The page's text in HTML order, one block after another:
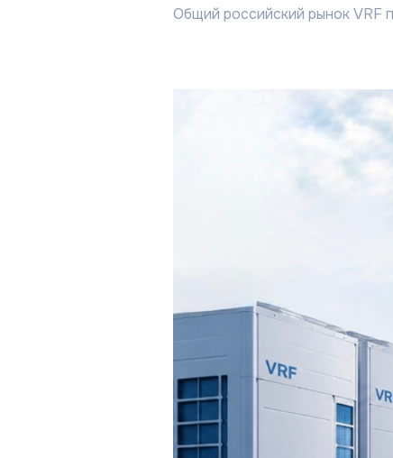
Общий российский рынок VRF